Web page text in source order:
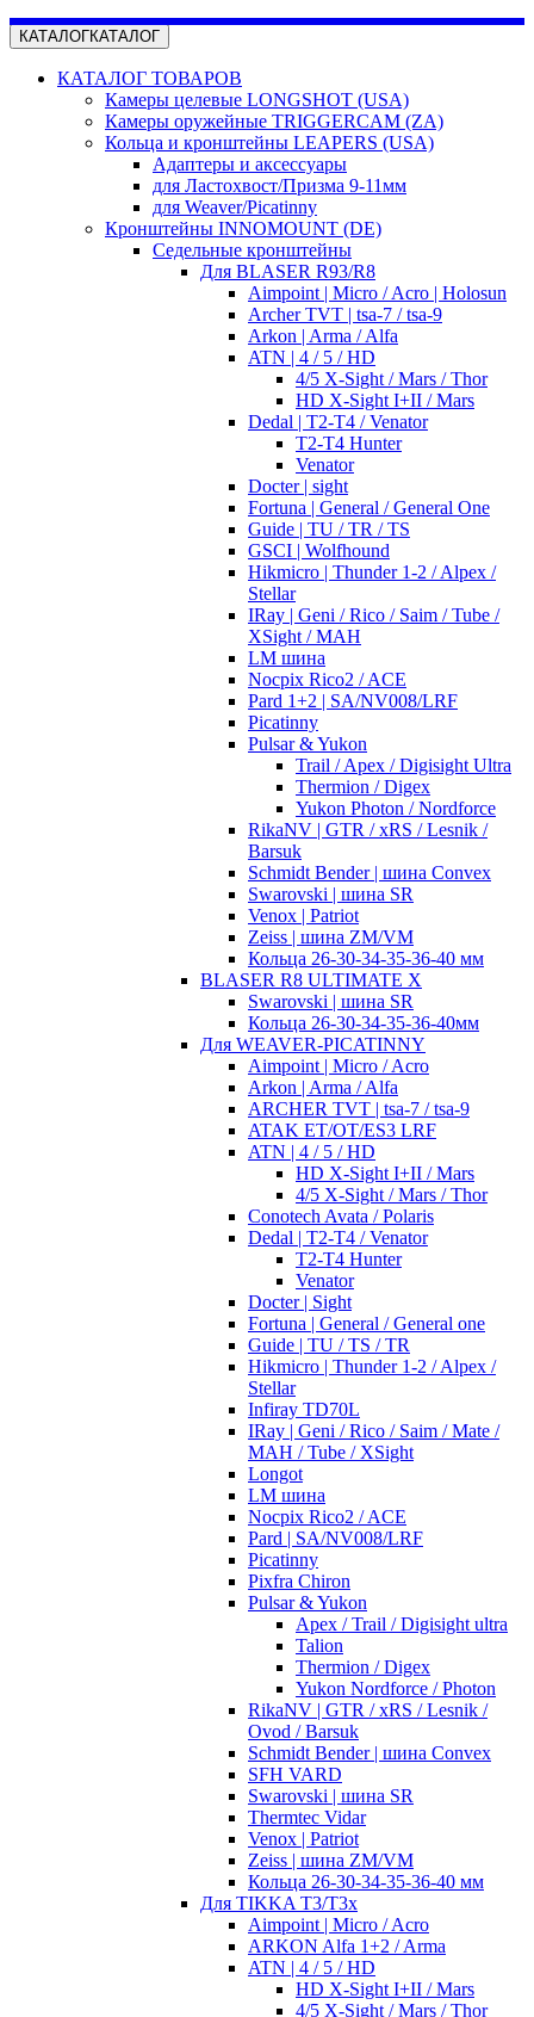
КАТАЛОГКАТАЛОГ
КАТАЛОГ ТОВАРОВ
Камеры целевые LONGSHOT (USA)
Камеры оружейные TRIGGERCAM (ZA)
Кольца и кронштейны LEAPERS (USA)
Адаптеры и аксессуары
для Ластохвост/Призма 9-11мм
для Weaver/Picatinny
Кронштейны INNOMOUNT (DE)
Седельные кронштейны
Для BLASER R93/R8
Aimpoint | Micro / Acro | Holosun
Archer TVT | tsa-7 / tsa-9
Arkon | Arma / Alfa
ATN | 4 / 5 / HD
4/5 X-Sight / Mars / Thor
HD X-Sight I+II / Mars
Dedal | T2-T4 / Venator
T2-T4 Hunter
Venator
Docter | sight
Fortuna | General / General One
Guide | TU / TR / TS
GSCI | Wolfhound
Hikmicro | Thunder 1-2 / Alpex /
Stellar
IRay | Geni / Rico / Saim / Tube /
XSight / MAH
LM шина
Nocpix Rico2 / ACE
Pard 1+2 | SA/NV008/LRF
Picatinny
Pulsar & Yukon
Trail / Apex / Digisight Ultra
Thermion / Digex
Yukon Photon / Nordforce
RikaNV | GTR / xRS / Lesnik /
Barsuk
Schmidt Bender | шина Convex
Swarovski | шина SR
Venox | Patriot
Zeiss | шина ZM/VM
Кольца 26-30-34-35-36-40 мм
BLASER R8 ULTIMATE X
Swarovski | шина SR
Кольца 26-30-34-35-36-40мм
Для WEAVER-PICATINNY
Aimpoint | Micro / Acro
Arkon | Arma / Alfa
ARCHER TVT | tsa-7 / tsa-9
ATAK ET/OT/ES3 LRF
ATN | 4 / 5 / HD
HD X-Sight I+II / Mars
4/5 X-Sight / Mars / Thor
Conotech Avata / Polaris
Dedal | T2-T4 / Venator
T2-T4 Hunter
Venator
Docter | Sight
Fortuna | General / General one
Guide | TU / TS / TR
Hikmicro | Thunder 1-2 / Alpex /
Stellar
Infiray TD70L
IRay | Geni / Rico / Saim / Mate /
MAH / Tube / XSight
Longot
LM шина
Nocpix Rico2 / ACE
Pard | SA/NV008/LRF
Picatinny
Pixfra Chiron
Pulsar & Yukon
Apex / Trail / Digisight ultra
Talion
Thermion / Digex
Yukon Nordforce / Photon
RikaNV | GTR / xRS / Lesnik /
Ovod / Barsuk
Schmidt Bender | шина Convex
SFH VARD
Swarovski | шина SR
Thermtec Vidar
Venox | Patriot
Zeiss | шина ZM/VM
Кольца 26-30-34-35-36-40 мм
Для TIKKA T3/T3x
Aimpoint | Micro / Acro
ARKON Alfa 1+2 / Arma
ATN | 4 / 5 / HD
HD X-Sight I+II / Mars
4/5 X-Sight / Mars / Thor